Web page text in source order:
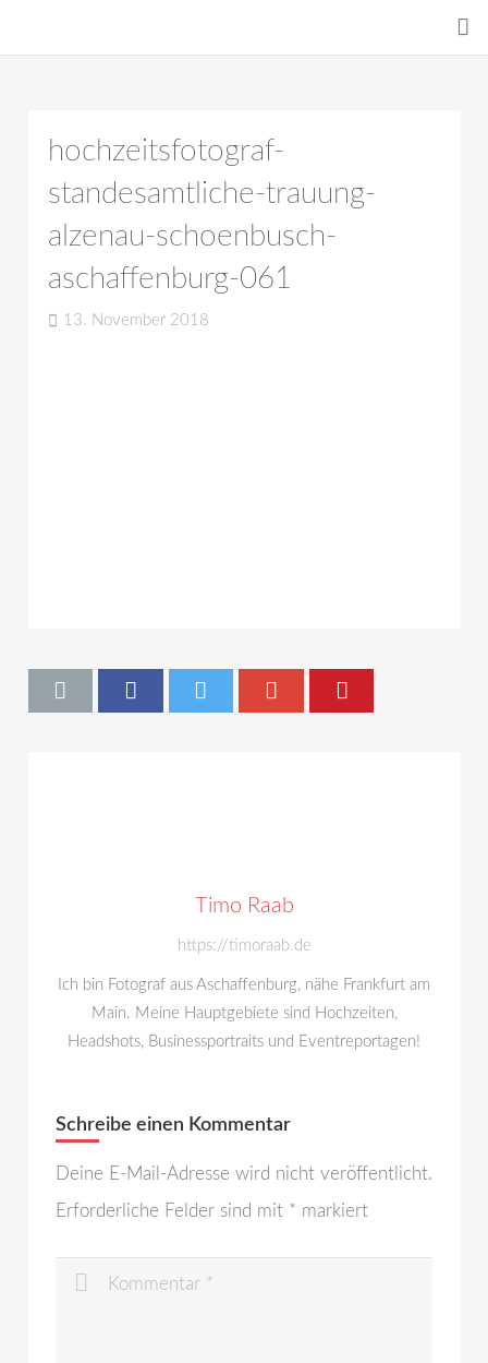
hochzeitsfotograf-
standesamtliche-trauung-
alzenau-schoenbusch-
aschaffenburg-061
13. November 2018
Timo Raab
https://timoraab.de
Ich bin Fotograf aus Aschaffenburg, nähe Frankfurt am
Main. Meine Hauptgebiete sind Hochzeiten,
Headshots, Businessportraits und Eventreportagen!
Schreibe einen Kommentar
Deine E-Mail-Adresse wird nicht veröffentlicht.
Erforderliche Felder sind mit * markiert